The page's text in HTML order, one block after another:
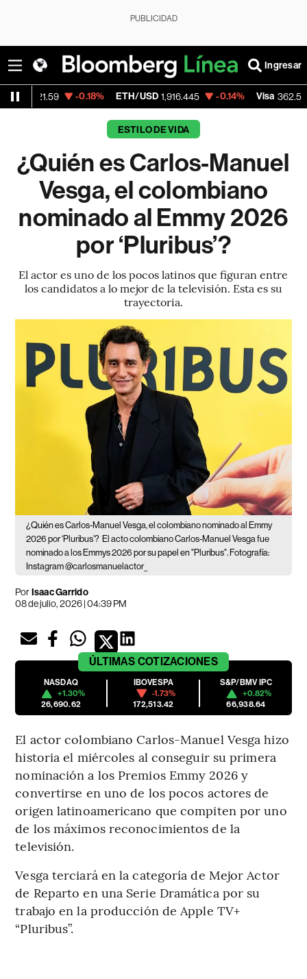
PUBLICIDAD
Ingresar
-0.18% ETH/USD 1,916.445 -0.14% Visa 362.50 -
ESTILO DE VIDA
¿Quién es Carlos-Manuel
Vesga, el colombiano
nominado al Emmy 2026
por ‘Pluribus’?
El actor es uno de los pocos latinos que figuran entre
los candidatos a lo mejor de la televisión. Esta es su
trayectoria.
¿Quién es Carlos-Manuel Vesga, el colombiano nominado al Emmy
2026 por ‘Pluribus’? El acto colombiano Carlos-Manuel Vesga fue
nominado a los Emmys 2026 por su papel en "Pluribus". Fotografía:
Instagram @carlosmanuelactor_
PorIsaac Garrido
08 de julio, 2026 | 04:39 PM
ÚLTIMAS COTIZACIONES
NASDAQ
+1.30%
26,690.62
IBOVESPA
-1.73%
172,513.42
S&P/BMV IPC
+0.82%
66,938.64
El actor colombiano Carlos-Manuel Vesga hizo
historia el miércoles al conseguir su primera
nominación a los Premios Emmy 2026 y
convertirse en uno de los pocos actores de
origen latinoamericano que compiten por uno
de los máximos reconocimientos de la
televisión.
Vesga terciará en la categoría de Mejor Actor
de Reparto en una Serie Dramática por su
trabajo en la producción de Apple TV+
“Pluribus”.